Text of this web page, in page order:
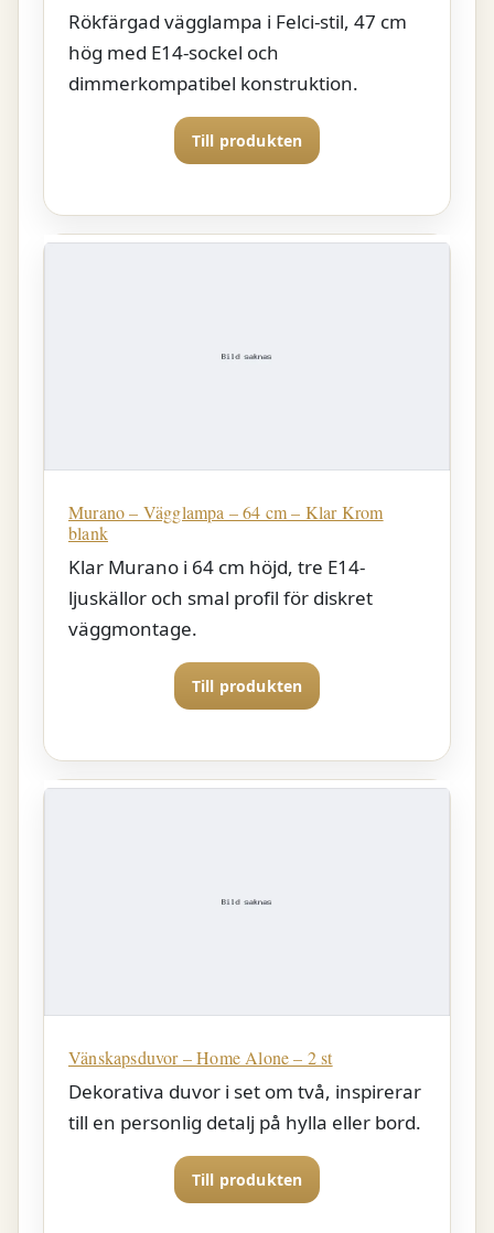
Rökfärgad vägglampa i Felci-stil, 47 cm
hög med E14-sockel och
dimmerkompatibel konstruktion.
Till produkten
Murano – Vägglampa – 64 cm – Klar Krom
blank
Klar Murano i 64 cm höjd, tre E14-
ljuskällor och smal profil för diskret
väggmontage.
Till produkten
Vänskapsduvor – Home Alone – 2 st
Dekorativa duvor i set om två, inspirerar
till en personlig detalj på hylla eller bord.
Till produkten